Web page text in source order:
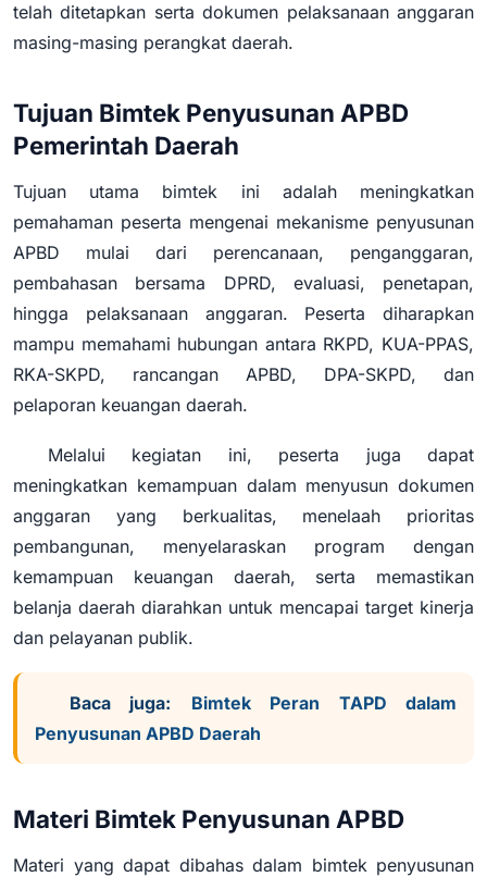
telah ditetapkan serta dokumen pelaksanaan anggaran
masing-masing perangkat daerah.
Tujuan Bimtek Penyusunan APBD
Pemerintah Daerah
Tujuan utama bimtek ini adalah meningkatkan
pemahaman peserta mengenai mekanisme penyusunan
APBD mulai dari perencanaan, penganggaran,
pembahasan bersama DPRD, evaluasi, penetapan,
hingga pelaksanaan anggaran. Peserta diharapkan
mampu memahami hubungan antara RKPD, KUA-PPAS,
RKA-SKPD, rancangan APBD, DPA-SKPD, dan
pelaporan keuangan daerah.
Melalui kegiatan ini, peserta juga dapat
meningkatkan kemampuan dalam menyusun dokumen
anggaran yang berkualitas, menelaah prioritas
pembangunan, menyelaraskan program dengan
kemampuan keuangan daerah, serta memastikan
belanja daerah diarahkan untuk mencapai target kinerja
dan pelayanan publik.
Baca juga:
Bimtek Peran TAPD dalam
Penyusunan APBD Daerah
Materi Bimtek Penyusunan APBD
Materi yang dapat dibahas dalam bimtek penyusunan